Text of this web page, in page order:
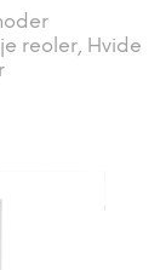
reoler, Hvide